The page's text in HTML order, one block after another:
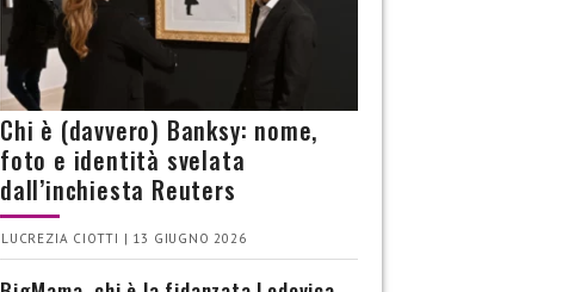
Chi è (davvero) Banksy: nome,
foto e identità svelata
dall’inchiesta Reuters
LUCREZIA CIOTTI | 13 GIUGNO 2026